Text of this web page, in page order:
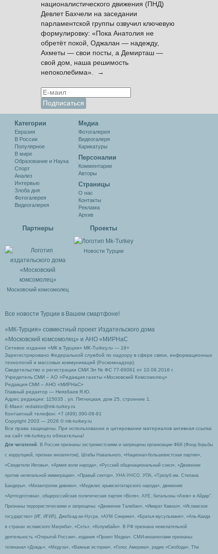
националистического движения (ПНД)
Девлет Бахчели на заседании
парламентской группы озвучил ключевую
формулировку: «Пока Анатолия не
обретёт покой, Оджалан — надежду,
Ахметы — свои посты, а Демирташ —
свой дом, наша решимость
непоколебима». →
Категории
Евразия
В России
Популярное
В мире
Образование и Наука
Спорт
Анализ
Интервью
Злоба дня
Фотогалерея
Видеогалерея
Медиа
Фотогалерея
Видеогалеря
Карикатуры
Персоналии
Комментарии
Авторы
Cтраницы
О нас
Контакты
Реклама
Архив
Партнеры
Московский комсомолец
Проекты
Новости Турции
Все новости Турции в Вашем смартфоне!
«МК-Турция» совместный проект Издательского дома
«Московский комсомолец» и АНО «МИРНаС
Сетевое издание «МК в Турции» MK-Turkey.ru — 16+
Зарегистрировано Федеральной службой по надзору в сфере связи, информационных
технологий и массовых коммуникаций (Роскомнадзор).
Свидетельство о регистрации СМИ Эл № ФС 77-66061 от 10.06.2016 г.
Учредитель СМИ – АО «Редакция газеты «Московский Комсомолец»
Редакция СМИ – АНО «МИРНаС»
Главный редактор — Ниязбаев Я.Ю.
Адрес редакции: 115035 , ул. Пятницкая, дом 25, строение 1.
Е-Маил: redaktor@mk-turkey.ru
Контактный телефон: +7 (499) 390-08-91
Copyright 2003 — 2026 © mk-turkey.ru
Все права защищены. При использовании и цитировании материалов активная ссылка
на сайт mk-turkey.ru обязательна!
Для читателей : В России признаны экстремистскими и запрещены организации ФБК (Фонд борьбы
с коррупцией, признан иноагентом), Штабы Навального, «Национал-большевистская партия»,
«Свидетели Иеговы», «Армия воли народа», «Русский общенациональный союз», «Движение
против нелегальной иммиграции», «Правый сектор», УНА-УНСО, УПА, «Тризуб им. Степана
Бандеры», «Мизантропик дивижн», «Меджлис крымскотатарского народа», движение
«Артподготовка», общероссийская политическая партия «Воля», АУЕ, батальоны «Азов» и Айдар″.
Признаны террористическими и запрещены: «Движение Талибан», «Имарат Кавказ», «Исламское
государство» (ИГ, ИГИЛ), Джебхад-ан-Нусра, «АУМ Синрике», «Братья-мусульмане», «Аль-Каида
в странах исламского Магриба», «Сеть», «Колумбайн». В РФ признана нежелательной
деятельность «Открытой России», издания «Проект Медиа». СМИ-иноагентами признаны:
телеканал «Дождь», «Медуза», «Важные истории», «Голос Америки», радио «Свобода», The